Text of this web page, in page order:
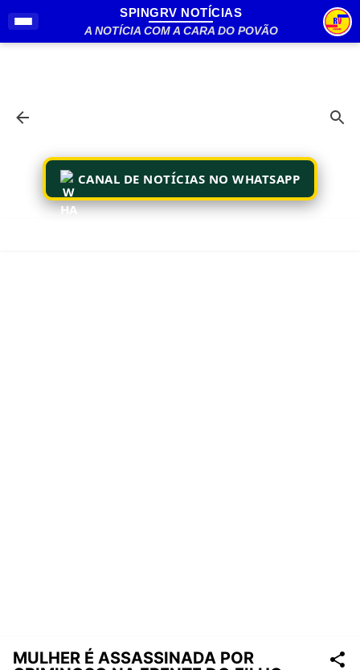
Pular para o conteúdo principal
SPINGRV NOTÍCIAS
A NOTÍCIA COM A CARA DO POVÃO
CANAL DE NOTÍCIAS NO WHATSAPP
MULHER É ASSASSINADA POR